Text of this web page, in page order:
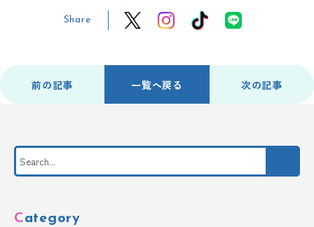
Share
前の記事 一覧へ戻る 次の記事
Category